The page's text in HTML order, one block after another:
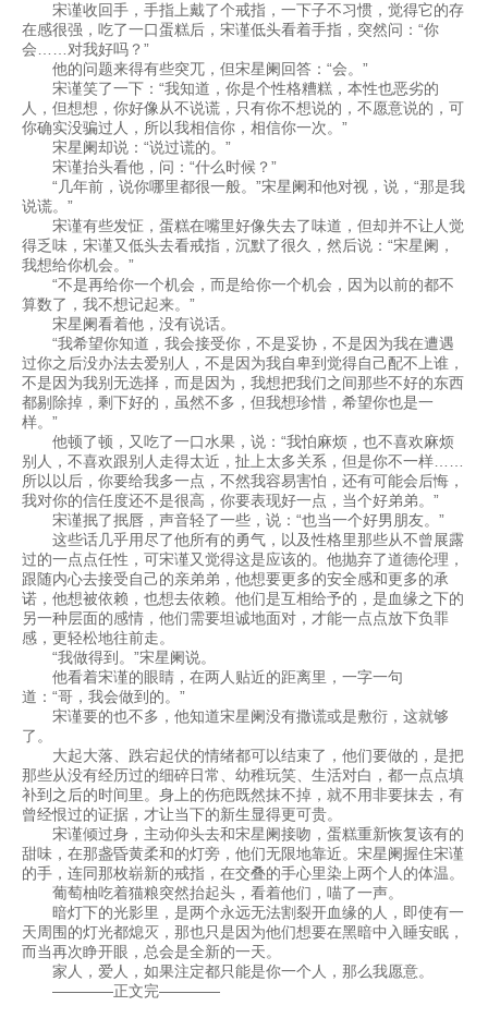
宋谨收回手，手指上戴了个戒指，一下子不习惯，觉得它的存
在感很强，吃了一口蛋糕后，宋谨低头看着手指，突然问：“你
会……对我好吗？”
他的问题来得有些突兀，但宋星阑回答：“会。”
宋谨笑了一下：“我知道，你是个性格糟糕，本性也恶劣的
人，但想想，你好像从不说谎，只有你不想说的，不愿意说的，可
你确实没骗过人，所以我相信你，相信你一次。”
宋星阑却说：“说过谎的。”
宋谨抬头看他，问：“什么时候？”
“几年前，说你哪里都很一般。”宋星阑和他对视，说，“那是我
说谎。”
宋谨有些发怔，蛋糕在嘴里好像失去了味道，但却并不让人觉
得乏味，宋谨又低头去看戒指，沉默了很久，然后说：“宋星阑，
我想给你机会。”
“不是再给你一个机会，而是给你一个机会，因为以前的都不
算数了，我不想记起来。”
宋星阑看着他，没有说话。
“我希望你知道，我会接受你，不是妥协，不是因为我在遭遇
过你之后没办法去爱别人，不是因为我自卑到觉得自己配不上谁，
不是因为我别无选择，而是因为，我想把我们之间那些不好的东西
都剔除掉，剩下好的，虽然不多，但我想珍惜，希望你也是一
样。”
他顿了顿，又吃了一口水果，说：“我怕麻烦，也不喜欢麻烦
别人，不喜欢跟别人走得太近，扯上太多关系，但是你不一样……
所以以后，你要给我多一点，不然我容易害怕，还有可能会后悔，
我对你的信任度还不是很高，你要表现好一点，当个好弟弟。”
宋谨抿了抿唇，声音轻了一些，说：“也当一个好男朋友。”
这些话几乎用尽了他所有的勇气，以及性格里那些从不曾展露
过的一点点任性，可宋谨又觉得这是应该的。他抛弃了道德伦理，
跟随内心去接受自己的亲弟弟，他想要更多的安全感和更多的承
诺，他想被依赖，也想去依赖。他们是互相给予的，是血缘之下的
另一种层面的感情，他们需要坦诚地面对，才能一点点放下负罪
感，更轻松地往前走。
“我做得到。”宋星阑说。
他看着宋谨的眼睛，在两人贴近的距离里，一字一句
道：“哥，我会做到的。”
宋谨要的也不多，他知道宋星阑没有撒谎或是敷衍，这就够
了。
大起大落、跌宕起伏的情绪都可以结束了，他们要做的，是把
那些从没有经历过的细碎日常、幼稚玩笑、生活对白，都一点点填
补到之后的时间里。身上的伤疤既然抹不掉，就不用非要抹去，有
曾经恨过的证据，才让当下的新生显得更可贵。
宋谨倾过身，主动仰头去和宋星阑接吻，蛋糕重新恢复该有的
甜味，在那盏昏黄柔和的灯旁，他们无限地靠近。宋星阑握住宋谨
的手，连同那枚崭新的戒指，在交叠的手心里染上两个人的体温。
葡萄柚吃着猫粮突然抬起头，看着他们，喵了一声。
暗灯下的光影里，是两个永远无法割裂开血缘的人，即使有一
天周围的灯光都熄灭，那也只是因为他们想要在黑暗中入睡安眠，
而当再次睁开眼，总会是全新的一天。
家人，爱人，如果注定都只能是你一个人，那么我愿意。
————正文完————